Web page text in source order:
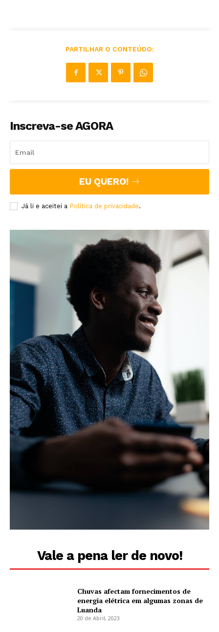
PARTILHAR O CONTEÚDO:
Inscreva-se AGORA
EU QUERO!
Já li e aceitei a Política de privacidade.
Vale a pena ler de novo!
Chuvas afectam fornecimentos de
energia elétrica em algumas zonas de
Luanda
20 de Abril, 2023